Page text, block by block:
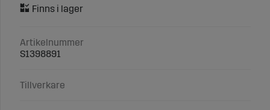
Artikelnummer
S1398891
Tillverkare